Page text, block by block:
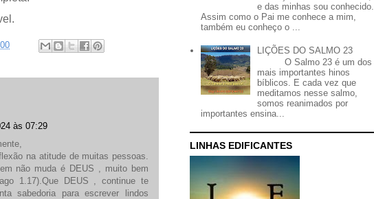
às 07:29
na atitude de muitas pessoas.
não muda é DEUS , muito bem
1.17).Que DEUS , continue te
sabedoria para escrever lindos
e das minhas sou conhecido.
Assim como o Pai me conhece a mim,
também eu conheço o ...
LIÇÕES DO SALMO 23
O Salmo 23 é um dos
mais importantes hinos
bíblicos. E cada vez que
meditamos nesse salmo,
somos reanimados por
importantes ensina...
LINHAS EDIFICANTES